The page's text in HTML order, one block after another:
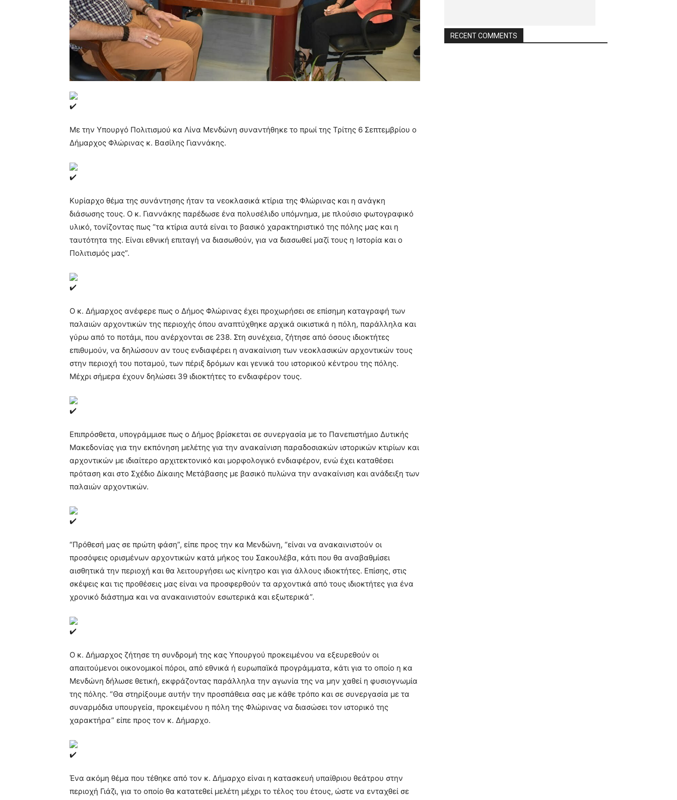
Με την Υπουργό Πολιτισμού κα Λίνα Μενδώνη συναντήθηκε το πρωί της Τρίτης 6 Σεπτεμβρίου ο
Δήμαρχος Φλώρινας κ. Βασίλης Γιαννάκης.
Κυρίαρχο θέμα της συνάντησης ήταν τα νεοκλασικά κτίρια της Φλώρινας και η ανάγκη
διάσωσης τους. Ο κ. Γιαννάκης παρέδωσε ένα πολυσέλιδο υπόμνημα, με πλούσιο φωτογραφικό
υλικό, τονίζοντας πως “τα κτίρια αυτά είναι το βασικό χαρακτηριστικό της πόλης μας και η
ταυτότητα της. Είναι εθνική επιταγή να διασωθούν, για να διασωθεί μαζί τους η Ιστορία και ο
Πολιτισμός μας”.
Ο κ. Δήμαρχος ανέφερε πως ο Δήμος Φλώρινας έχει προχωρήσει σε επίσημη καταγραφή των
παλαιών αρχοντικών της περιοχής όπου αναπτύχθηκε αρχικά οικιστικά η πόλη, παράλληλα και
γύρω από το ποτάμι, που ανέρχονται σε 238. Στη συνέχεια, ζήτησε από όσους ιδιοκτήτες
επιθυμούν, να δηλώσουν αν τους ενδιαφέρει η ανακαίνιση των νεοκλασικών αρχοντικών τους
στην περιοχή του ποταμού, των πέριξ δρόμων και γενικά του ιστορικού κέντρου της πόλης.
Μέχρι σήμερα έχουν δηλώσει 39 ιδιοκτήτες το ενδιαφέρον τους.
Επιπρόσθετα, υπογράμμισε πως ο Δήμος βρίσκεται σε συνεργασία με το Πανεπιστήμιο Δυτικής
Μακεδονίας για την εκπόνηση μελέτης για την ανακαίνιση παραδοσιακών ιστορικών κτιρίων και
αρχοντικών με ιδιαίτερο αρχιτεκτονικό και μορφολογικό ενδιαφέρον, ενώ έχει καταθέσει
πρόταση και στο Σχέδιο Δίκαιης Μετάβασης με βασικό πυλώνα την ανακαίνιση και ανάδειξη των
παλαιών αρχοντικών.
“Πρόθεσή μας σε πρώτη φάση”, είπε προς την κα Μενδώνη, “είναι να ανακαινιστούν οι
προσόψεις ορισμένων αρχοντικών κατά μήκος του Σακουλέβα, κάτι που θα αναβαθμίσει
αισθητικά την περιοχή και θα λειτουργήσει ως κίνητρο και για άλλους ιδιοκτήτες. Επίσης, στις
σκέψεις και τις προθέσεις μας είναι να προσφερθούν τα αρχοντικά από τους ιδιοκτήτες για ένα
χρονικό διάστημα και να ανακαινιστούν εσωτερικά και εξωτερικά”.
Ο κ. Δήμαρχος ζήτησε τη συνδρομή της κας Υπουργού προκειμένου να εξευρεθούν οι
απαιτούμενοι οικονομικοί πόροι, από εθνικά ή ευρωπαϊκά προγράμματα, κάτι για το οποίο η κα
Μενδώνη δήλωσε θετική, εκφράζοντας παράλληλα την αγωνία της να μην χαθεί η φυσιογνωμία
της πόλης. “Θα στηρίξουμε αυτήν την προσπάθεια σας με κάθε τρόπο και σε συνεργασία με τα
συναρμόδια υπουργεία, προκειμένου η πόλη της Φλώρινας να διασώσει τον ιστορικό της
χαρακτήρα” είπε προς τον κ. Δήμαρχο.
Ένα ακόμη θέμα που τέθηκε από τον κ. Δήμαρχο είναι η κατασκευή υπαίθριου θεάτρου στην
περιοχή Γιάζι, για το οποίο θα κατατεθεί μελέτη μέχρι το τέλος του έτους, ώστε να ενταχθεί σε
RECENT COMMENTS